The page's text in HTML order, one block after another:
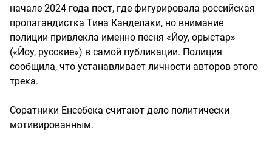
начале 2024 года пост, где фигурировала российская
пропагандистка Тина Канделаки, но внимание
полиции привлекла именно песня «Йоу, орыстар»
(«Йоу, русские») в самой публикации. Полиция
сообщила, что устанавливает личности авторов этого
трека.
Соратники Енсебека считают дело политически
мотивированным.